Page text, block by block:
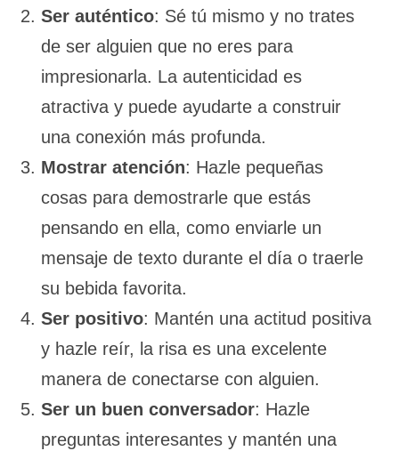
Ser auténtico: Sé tú mismo y no trates
de ser alguien que no eres para
impresionarla. La autenticidad es
atractiva y puede ayudarte a construir
una conexión más profunda.
Mostrar atención: Hazle pequeñas
cosas para demostrarle que estás
pensando en ella, como enviarle un
mensaje de texto durante el día o traerle
su bebida favorita.
Ser positivo: Mantén una actitud positiva
y hazle reír, la risa es una excelente
manera de conectarse con alguien.
Ser un buen conversador: Hazle
preguntas interesantes y mantén una